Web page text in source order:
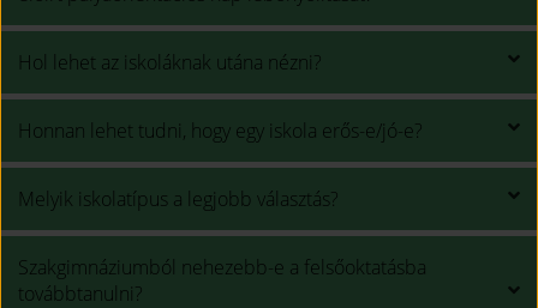
Hol lehet az iskoláknak utána nézni?
Honnan lehet tudni, hogy egy iskola erős-e/jó-e?
Melyik iskolatípus a legjobb választás?
Szakgimnáziumból nehezebb-e a felsőoktatásba
továbbtanulni?